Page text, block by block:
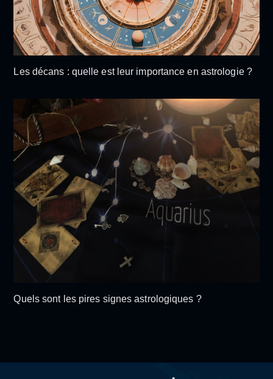
Les décans : quelle est leur importance en astrologie ?
Quels sont les pires signes astrologiques ?